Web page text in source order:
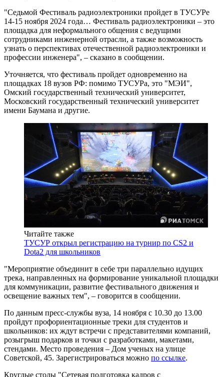
"Седьмой Фестиваль радиоэлектроники пройдет в ТУСУРе
14-15 ноября 2024 года… Фестиваль радиоэлектроники – это
площадка для неформального общения с ведущими
сотрудниками инженерной отрасли, а также возможность
узнать о перспективах отечественной радиоэлектроники и
профессии инженера", – сказано в сообщении.
Уточняется, что фестиваль пройдет одновременно на
площадках 18 вузов РФ: помимо ТУСУРа, это "МЭИ",
Омский государственный технический университет,
Московский государственный технический университет
имени Баумана и другие.
Читайте также
ТУСУР открыл регистрацию на турнир по СS2 и
Dota2 для школьников
"Мероприятие объединит в себе три параллельно идущих
трека, направленных на формирование уникальной площадки
для коммуникации, развитие фестивального движения и
освещение важных тем", – говорится в сообщении.
По данным пресс-службы вуза, 14 ноября с 10.30 до 13.00
пройдут профориентационные треки для студентов и
школьников: их ждут встречи с представителями компаний,
розыгрыш подарков и точки с разработками, макетами,
стендами. Место проведения – Дом ученых на улице
Советской, 45. Зарегистрироваться можно по ссылке.
Круглые столы "Сетевая подготовка кадров с